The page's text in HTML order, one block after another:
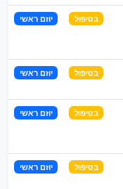
בטיפול יוזם ראשי
בטיפול יוזם ראשי
בטיפול יוזם ראשי
בטיפול יוזם ראשי